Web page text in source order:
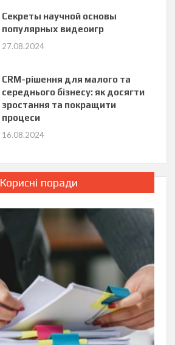
Секреты научной основы
популярных видеоигр
27.08.2024
CRM-рішення для малого та
середнього бізнесу: як досягти
зростання та покращити
процеси
16.08.2024
Корисні поради